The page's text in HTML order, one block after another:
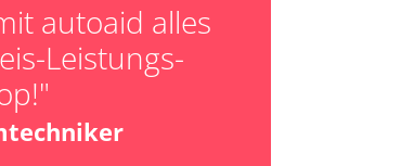
autoaid alles
Leistungs-